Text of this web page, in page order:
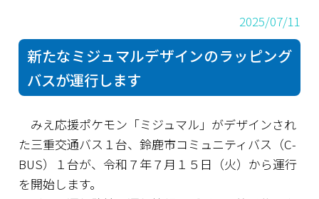
新たなミジュマルデザインのラッピング
バスが運行します
2025/07/11
みえ応援ポケモン「ミジュマル」がデザインされ
た三重交通バス１台、鈴鹿市コミュニティバス（C-
BUS）１台が、令和７年７月１５日（火）から運行
を開始します。